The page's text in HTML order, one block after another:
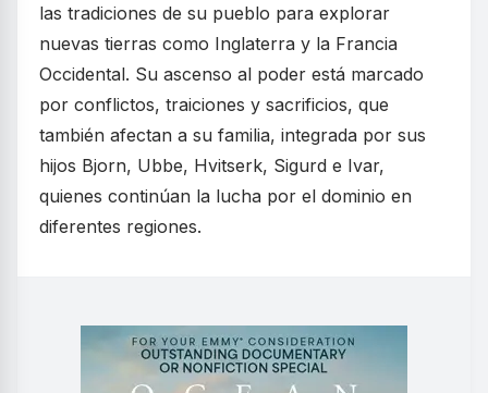
las tradiciones de su pueblo para explorar
nuevas tierras como Inglaterra y la Francia
Occidental. Su ascenso al poder está marcado
por conflictos, traiciones y sacrificios, que
también afectan a su familia, integrada por sus
hijos Bjorn, Ubbe, Hvitserk, Sigurd e Ivar,
quienes continúan la lucha por el dominio en
diferentes regiones.